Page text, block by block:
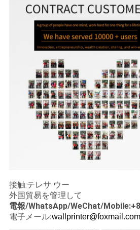
接触:テレサ ウー
外国貿易を管理して
電報/WhatsApp/WeChat/
電子メール:wallprinter@foxmail.com